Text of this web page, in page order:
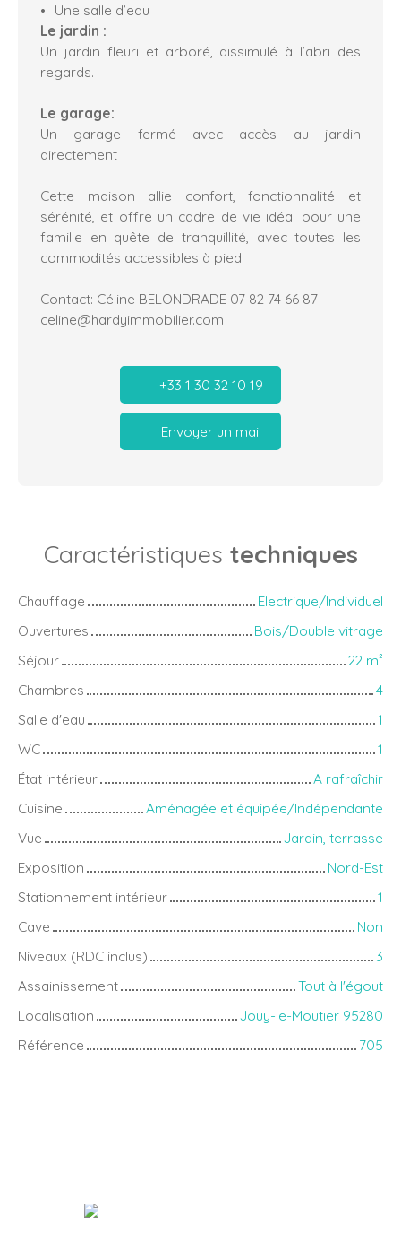
Une salle d’eau
Le jardin :
Un jardin fleuri et arboré, dissimulé à l’abri des
regards.
Le garage:
Un garage fermé avec accès au jardin
directement
Cette maison allie confort, fonctionnalité et
sérénité, et offre un cadre de vie idéal pour une
famille en quête de tranquillité, avec toutes les
commodités accessibles à pied.
Contact: Céline BELONDRADE 07 82 74 66 87
celine@hardyimmobilier.com
+33 1 30 32 10 19
Envoyer un mail
Caractéristiques techniques
Chauffage
Electrique/Individuel
Ouvertures
Bois/Double vitrage
Séjour
22 m²
Chambres
4
Salle d'eau
1
WC
1
État intérieur
A rafraîchir
Cuisine
Aménagée et équipée/Indépendante
Vue
Jardin, terrasse
Exposition
Nord-Est
Stationnement intérieur
1
Cave
Non
Niveaux (RDC inclus)
3
Assainissement
Tout à l'égout
Localisation
Jouy-le-Moutier 95280
Référence
705